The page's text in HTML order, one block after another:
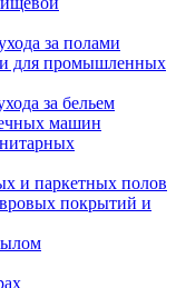
за полами
и для промышленных
за бельем
машин
и паркетных полов
покрытий и